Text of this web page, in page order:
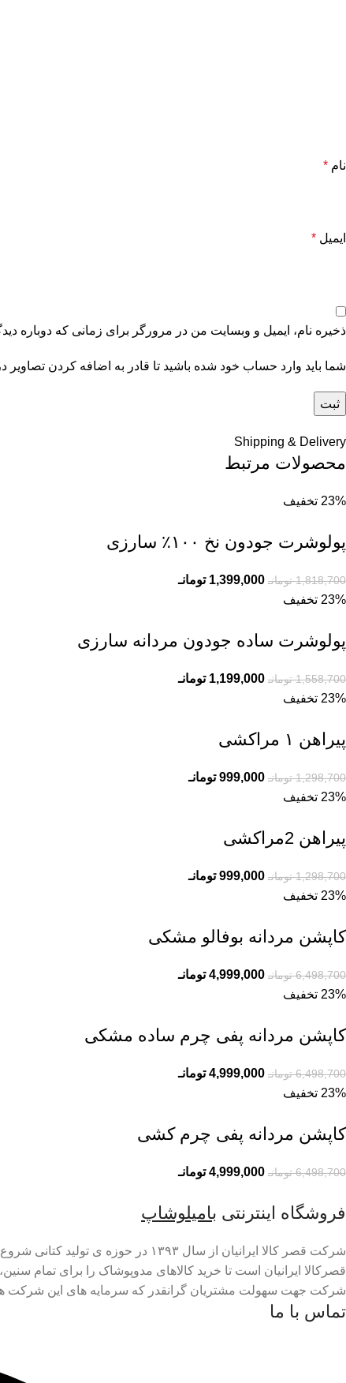
نام *
ایمیل *
ذخیره نام، ایمیل و وبسایت من در مرورگر برای زمانی که دوباره
شما باید وارد حساب خود شده باشید تا قادر به اضافه کردن تصاویر
Shipping & Delivery
محصولات مرتبط
23% تخفیف
پولوشرت جودون نخ ۱۰۰٪ سارزی
1,818,700 تومانـ 1,399,000 تومانـ
23% تخفیف
پولوشرت ساده جودون مردانه سارزی
1,558,700 تومانـ 1,199,000 تومانـ
23% تخفیف
پیراهن ۱ مراکشی
1,298,700 تومانـ 999,000 تومانـ
23% تخفیف
پیراهن 2مراکشی
1,298,700 تومانـ 999,000 تومانـ
23% تخفیف
کاپشن مردانه بوفالو مشکی
6,498,700 تومانـ 4,999,000 تومانـ
23% تخفیف
کاپشن مردانه پفی چرم ساده مشکی
6,498,700 تومانـ 4,999,000 تومانـ
23% تخفیف
کاپشن مردانه پفی چرم کشی
6,498,700 تومانـ 4,999,000 تومانـ
فروشگاه اینترنتی بامیلوشاپ
شرکت قصر کالا ایرانیان از سال
قصرکالا ایرانیان است تا خرید کالاهای مدوپوشاک را برای تمام
شرکت جهت سهولت مشتریان گرانقدر که سرمایه های این شرکت
تماس با ما